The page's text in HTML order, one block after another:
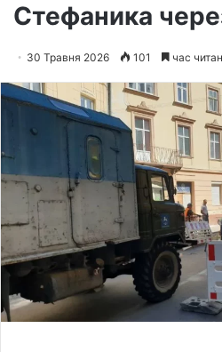
Стефаника
30 Травня 2026 101 час